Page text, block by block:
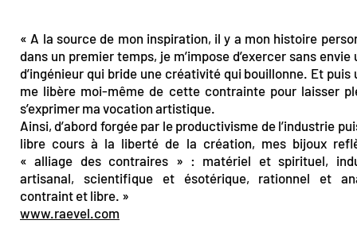
« A la source de mon inspiration, il y a mon histoire
dans un premier temps, je m’impose d’exercer sans envie
d’ingénieur qui bride une créativité qui bouillonne. Et puis
me libère moi-même de cette contrainte pour laisser
s’exprimer ma vocation artistique.
Ainsi, d’abord forgée par le productivisme de l’industrie
libre cours à la liberté de la création, mes bijoux
« alliage des contraires » : matériel et spirituel,
artisanal, scientifique et ésotérique, rationnel et
contraint et libre. »
www.raevel.com